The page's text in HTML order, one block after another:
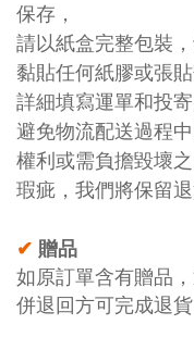
保存，
請以紙盒完整包裝
黏貼任何紙膠或張
詳細填寫運單和投
避免物流配送過程
權利或需負擔毀壞
瑕疵，我們將保留
✔ 贈品
如原訂單含有贈品
併退回方可完成退貨